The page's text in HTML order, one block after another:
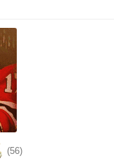
(56)